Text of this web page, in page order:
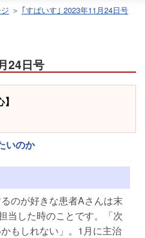
＞ ｢すぱいす｣ 2023年11月24日号
24日号
いのか
のが好きな患者Aさんは末
当した時のことです。「次
もしれない」。1月に主治